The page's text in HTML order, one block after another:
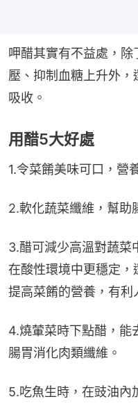
呷醋其實有不益處，
壓、抑制血糖上升外
吸收。
用醋5大好處
1.令菜餚美味可口，營
2.軟化蔬菜纖維，幫助
3.醋可減少高溫對蔬菜
在酸性環境中更穩定，
提高菜餚的營養，有利
4.燒葷菜時下點醋，能
腸胃消化肉類纖維。
5.吃魚生時，在豉油內